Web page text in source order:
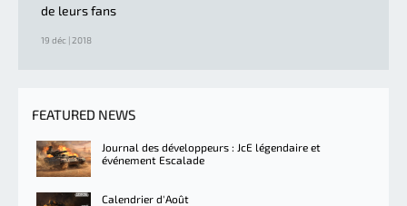
de leurs fans
19 déc | 2018
FEATURED NEWS
Journal des développeurs : JcE légendaire et
événement Escalade
Calendrier d'Août